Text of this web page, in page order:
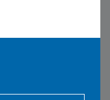
ihre
8.